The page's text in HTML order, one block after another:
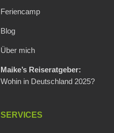
Feriencamp
Blog
Über mich
Maike’s Reiseratgeber:
Wohin in Deutschland 2025?
SERVICES